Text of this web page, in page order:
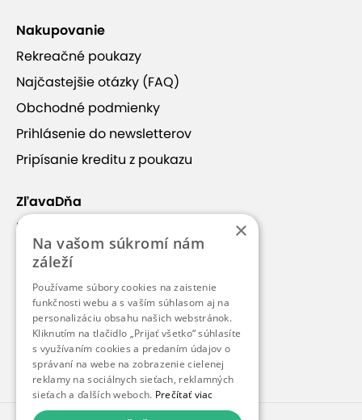
Nakupovanie
Rekreačné poukazy
Najčastejšie otázky (FAQ)
Obchodné podmienky
Prihlásenie do newsletterov
Pripísanie kreditu z poukazu
ZľavaDňa
Náš príbeh
Kontakt
Kariéra
Blog
Pre médiá
Pre partnerov
×
Na vašom súkromí nám
záleží
Používame súbory cookies na zaistenie
funkčnosti webu a s vaším súhlasom aj na
personalizáciu obsahu našich webstránok.
Kliknutím na tlačidlo „Prijať všetko“ súhlasíte
s využívaním cookies a predaním údajov o
správaní na webe na zobrazenie cielenej
reklamy na sociálnych sieťach, reklamných
sieťach a ďalších weboch. Prečítať viac